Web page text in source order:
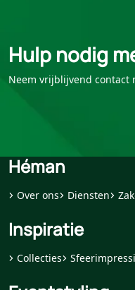
Hulp nodig
Neem vrijblijvend contact
Héman
Over ons Diensten
Inspiratie
Collecties